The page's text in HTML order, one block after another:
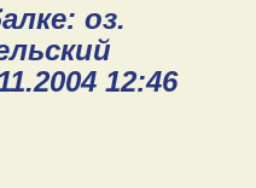
оз.
12:46